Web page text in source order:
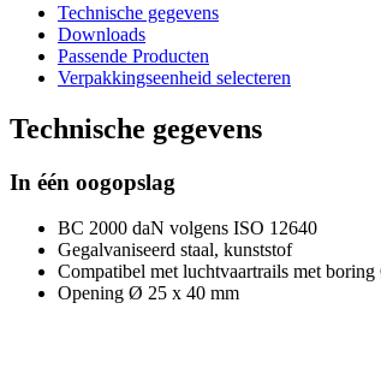
Technische gegevens
Downloads
Passende Producten
Verpakkingseenheid selecteren
Technische gegevens
In één oogopslag
BC 2000 daN volgens ISO 12640
Gegalvaniseerd staal, kunststof
Compatibel met luchtvaartrails met
Opening Ø 25 x 40 mm